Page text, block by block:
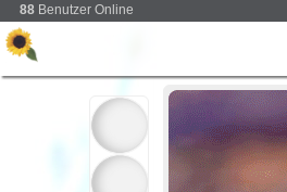
88 Benutzer Online